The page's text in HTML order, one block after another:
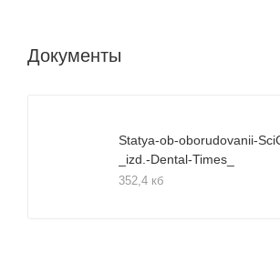
Документы
Statya-ob-oborudovanii-
_izd.-Dental-Times_
352,4 кб